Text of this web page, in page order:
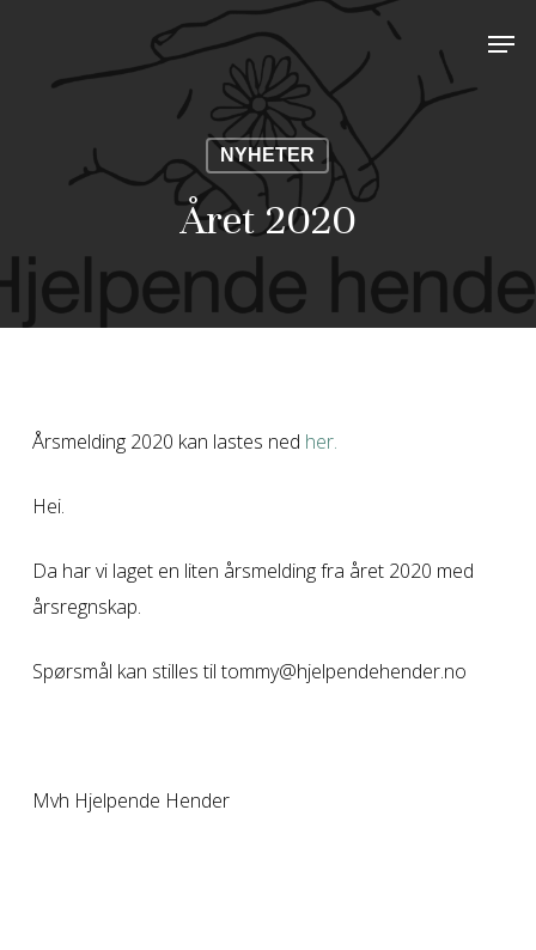
NYHETER
Året 2020
Årsmelding 2020 kan lastes ned her.
Hei.
Da har vi laget en liten årsmelding fra året 2020 med
årsregnskap.
Spørsmål kan stilles til tommy@hjelpendehender.no
Mvh Hjelpende Hender